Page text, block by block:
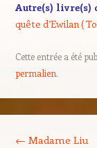
Autre(s) livre(s)
quête d’Ewilan (
Cette entrée a été
permalien.
← Madame Liu